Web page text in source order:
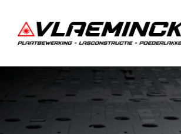
naar
inhoud
Plaatbewerking